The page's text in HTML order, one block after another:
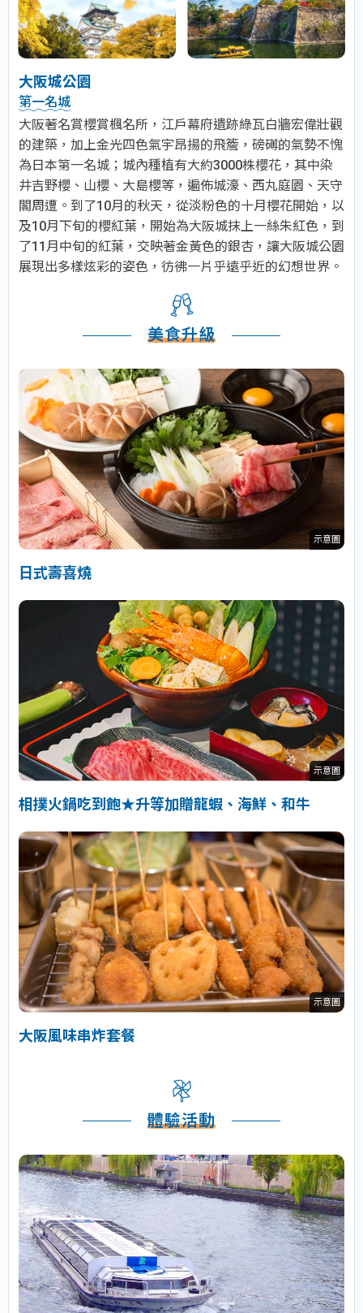
大阪城公園
第一名城
大阪著名賞櫻賞楓名所，江戶幕府遺跡綠瓦白牆宏偉壯觀
的建築，加上金光四色氣宇昂揚的飛簷，磅礡的氣勢不愧
為日本第一名城；城內種植有大約3000株櫻花，其中染
井吉野櫻、山櫻、大島櫻等，遍佈城濠、西丸庭園、天守
閣周遭。到了10月的秋天，從淡粉色的十月櫻花開始，以
及10月下旬的櫻紅葉，開始為大阪城抹上一絲朱紅色，到
了11月中旬的紅葉，交映著金黃色的銀杏，讓大阪城公園
展現出多樣炫彩的姿色，彷彿一片乎遠乎近的幻想世界。
美食升級
示意圖
日式壽喜燒
示意圖
相撲火鍋吃到飽★升等加贈龍蝦、海鮮、和牛
示意圖
大阪風味串炸套餐
體驗活動